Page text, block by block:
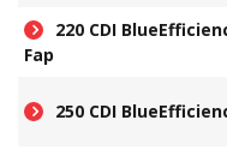
220 CDI
Fap
250 CDI